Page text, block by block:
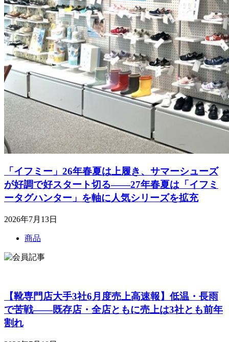
「イフミー」26年春夏は上履き、サマーシューズ
が好調で好スタート切る――27年春夏は「イフミ
ータグハンター」を軸に人気シリーズを拡充
2026年7月13日
商品
【靴専門店大手3社6月度売上高速報】低温・長雨
で苦戦――既存店・全店ともに売上は3社とも前年
割れ